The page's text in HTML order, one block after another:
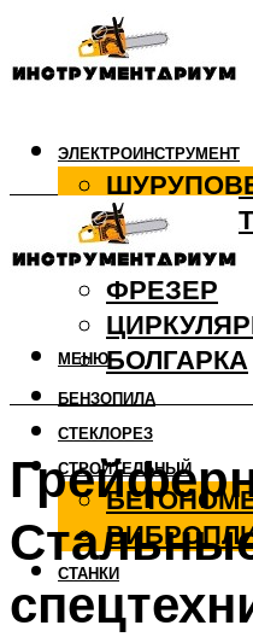
ЭЛЕКТРОИНСТРУМЕНТ
ДРЕЛЬ
ФРЕЗЕР
БОЛГАРКА
БЕНЗОПИЛА
СТЕКЛОРЕЗ
СТРОИТЕЛЬНЫЙ
СТАНКИ
МЕНЮ